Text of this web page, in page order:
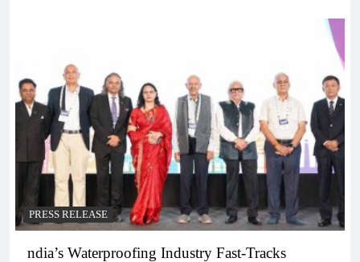
PRESS RELEASE
ndia’s Waterproofing Industry Fast-Tracks